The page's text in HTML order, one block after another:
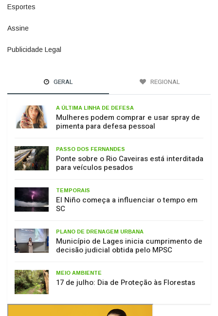
Esportes
Assine
Publicidade Legal
GERAL REGIONAL
A ÚLTIMA LINHA DE DEFESA
Mulheres podem comprar e usar spray de
pimenta para defesa pessoal
PASSO DOS FERNANDES
Ponte sobre o Rio Caveiras está interditada
para veículos pesados
TEMPORAIS
El Niño começa a influenciar o tempo em
SC
PLANO DE DRENAGEM URBANA
Município de Lages inicia cumprimento de
decisão judicial obtida pelo MPSC
MEIO AMBIENTE
17 de julho: Dia de Proteção às Florestas